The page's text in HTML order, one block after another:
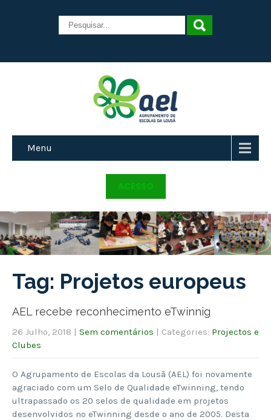
Menu
ACESSO
Tag: Projetos europeus
AEL recebe reconhecimento eTwinnig
26 Julho, 2018 | Sem comentários | Categories: Projectos e
Clubes
O Agrupamento de Escolas da Lousã (AEL) foi novamente
agraciado com um Selo de Qualidade eTwinning, tendo
ultrapassado os 20 selos de qualidade em projetos
desenvolvidos no eTwinning desde o ano de 2005. Desta